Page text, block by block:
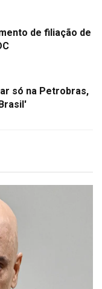
de filiação de
só na Petrobras,